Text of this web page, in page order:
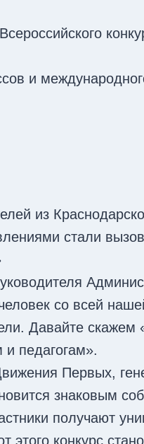
и
из
стали
со всей
Давайте скажем
педагогам».
Первых,
знаковым
получают
конкурс